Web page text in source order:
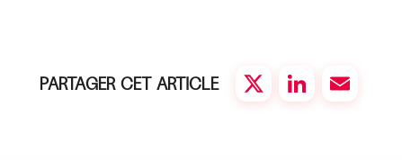
PARTAGER CET ARTICLE